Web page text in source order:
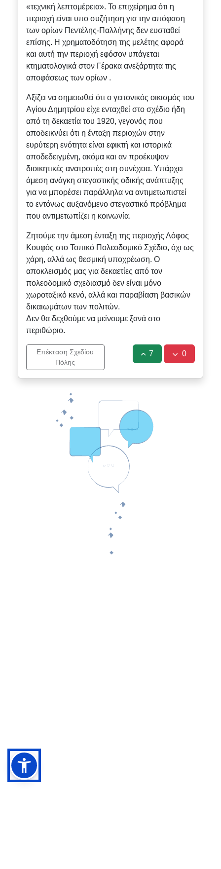
«τεχνική λεπτομέρεια». Το επιχείρημα ότι η
περιοχή είναι υπο συζήτηση για την απόφαση
των ορίων Πεντέλης-Παλλήνης δεν ευσταθεί
επίσης. Η χρηματοδότηση της μελέτης αφορά
και αυτή την περιοχή εφόσον υπάγεται
κτηματολογικά στον Γέρακα ανεξάρτητα της
αποφάσεως των ορίων .
Αξίζει να σημειωθεί ότι ο γειτονικός οικισμός του
Αγίου Δημητρίου είχε ενταχθεί στο σχέδιο ήδη
από τη δεκαετία του 1920, γεγονός που
αποδεικνύει ότι η ένταξη περιοχών στην
ευρύτερη ενότητα είναι εφικτή και ιστορικά
αποδεδειγμένη, ακόμα και αν προέκυψαν
διοικητικές ανατροπές στη συνέχεια. Υπάρχει
άμεση ανάγκη στεγαστικής οδικής ανάπτυξης
για να μπορέσει παράλληλα να αντιμετωπιστεί
το εντόνως αυξανόμενο στεγαστικό πρόβλημα
που αντιμετωπίζει η κοινωνία.
Ζητούμε την άμεση ένταξη της περιοχής Λόφος
Κουφός στο Τοπικό Πολεοδομικό Σχέδιο, όχι ως
χάρη, αλλά ως θεσμική υποχρέωση. Ο
αποκλεισμός μας για δεκαετίες από τον
πολεοδομικό σχεδιασμό δεν είναι μόνο
χωροταξικό κενό, αλλά και παραβίαση βασικών
δικαιωμάτων των πολιτών.
Δεν θα δεχθούμε να μείνουμε ξανά στο
περιθώριο.
Επέκταση Σχεδίου
Πόλης
7 0